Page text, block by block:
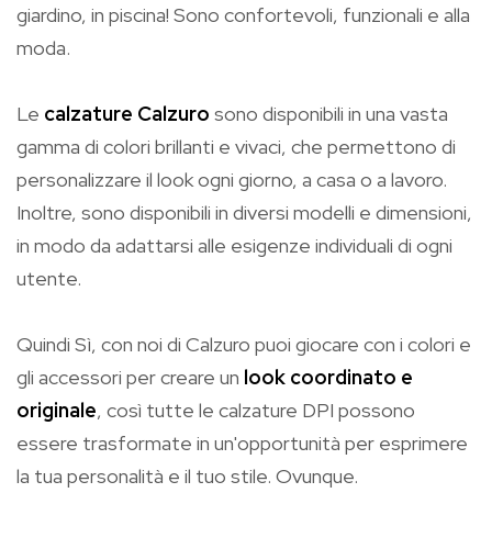
giardino, in piscina! Sono confortevoli, funzionali e alla
moda.
Le calzature Calzuro sono disponibili in una vasta
gamma di colori brillanti e vivaci, che permettono di
personalizzare il look ogni giorno, a casa o a lavoro.
Inoltre, sono disponibili in diversi modelli e dimensioni,
in modo da adattarsi alle esigenze individuali di ogni
utente.
Quindi Sì, con noi di Calzuro puoi giocare con i colori e
gli accessori per creare un look coordinato e
originale, così tutte le calzature DPI possono
essere trasformate in un'opportunità per esprimere
la tua personalità e il tuo stile. Ovunque.